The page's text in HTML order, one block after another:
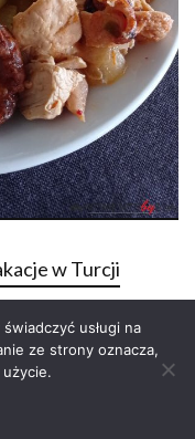
usługi na
ze strony oznacza,